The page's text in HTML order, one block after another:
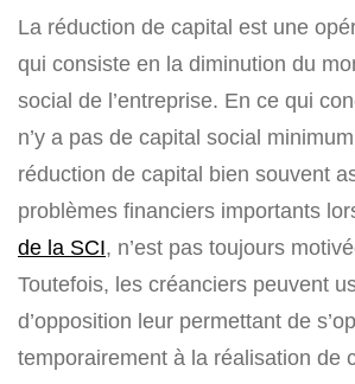
La réduction de capital est une
qui consiste en la diminution du
social de l’entreprise. En ce qui
n’y a pas de capital social
réduction de capital bien souvent
problèmes financiers importants
de la SCI, n’est pas toujours
Toutefois, les créanciers peuvent
d’opposition leur permettant de
temporairement à la réalisation de